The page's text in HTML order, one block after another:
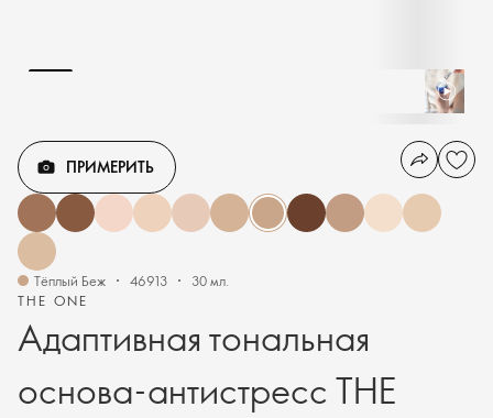
THE ONE
Адаптивная тональная
основа-антистресс THE
ПРИМЕРИТЬ
Тёплый Беж 46913 30 мл.